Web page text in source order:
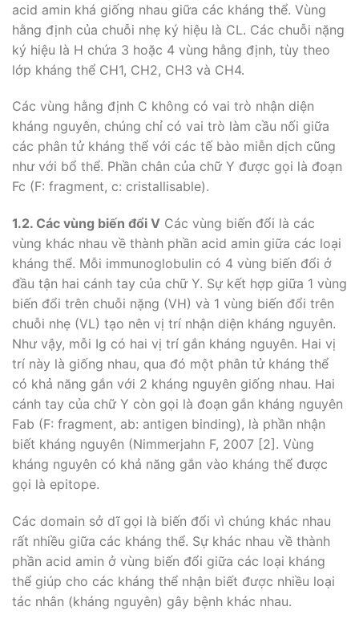
acid amin khá giống nhau giữa các kháng thể. Vùng
hằng định của chuỗi nhẹ ký hiệu là CL. Các chuỗi nặng
ký hiệu là H chứa 3 hoặc 4 vùng hằng định, tùy theo
lớp kháng thể CH1, CH2, CH3 và CH4.
Các vùng hằng định C không có vai trò nhận diện
kháng nguyên, chúng chỉ có vai trò làm cầu nối giữa
các phân tử kháng thể với các tế bào miễn dịch cũng
như với bổ thể. Phần chân của chữ Y được gọi là đoạn
Fc (F: fragment, c: cristallisable).
1.2. Các vùng biến đổi V Các vùng biến đổi là các
vùng khác nhau về thành phần acid amin giữa các loại
kháng thể. Mỗi immunoglobulin có 4 vùng biến đổi ở
đầu tận hai cánh tay của chữ Y. Sự kết hợp giữa 1 vùng
biến đổi trên chuỗi nặng (VH) và 1 vùng biến đổi trên
chuỗi nhẹ (VL) tạo nên vị trí nhận diện kháng nguyên.
Như vậy, mỗi Ig có hai vị trí gắn kháng nguyên. Hai vị
trí này là giống nhau, qua đó một phân tử kháng thể
có khả năng gắn với 2 kháng nguyên giống nhau. Hai
cánh tay của chữ Y còn gọi là đoạn gắn kháng nguyên
Fab (F: fragment, ab: antigen binding), là phần nhận
biết kháng nguyên (Nimmerjahn F, 2007 [2]. Vùng
kháng nguyên có khả năng gắn vào kháng thể được
gọi là epitope.
Các domain sở dĩ gọi là biến đổi vì chúng khác nhau
rất nhiều giữa các kháng thể. Sự khác nhau về thành
phần acid amin ở vùng biến đổi giữa các loại kháng
thể giúp cho các kháng thể nhận biết được nhiều loại
tác nhân (kháng nguyên) gây bệnh khác nhau.